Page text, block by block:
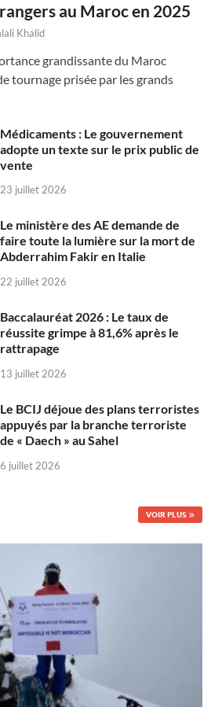
au Maroc en 2025
Khalid
grandissante du Maroc
tournage prisée par les grands
Médicaments : Le gouvernement
adopte un texte sur le prix public de
vente
23 juillet 2026
Le ministère des AE demande de
faire toute la lumière sur la mort de
Abderrahim Fakir en Italie
22 juillet 2026
Baccalauréat 2026 : Le taux de
réussite grimpe à 81,6% après le
rattrapage
13 juillet 2026
Le BCIJ déjoue des plans terroristes
appuyés par la branche terroriste
de « Daech » au Sahel
6 juillet 2026
VOIR PLUS